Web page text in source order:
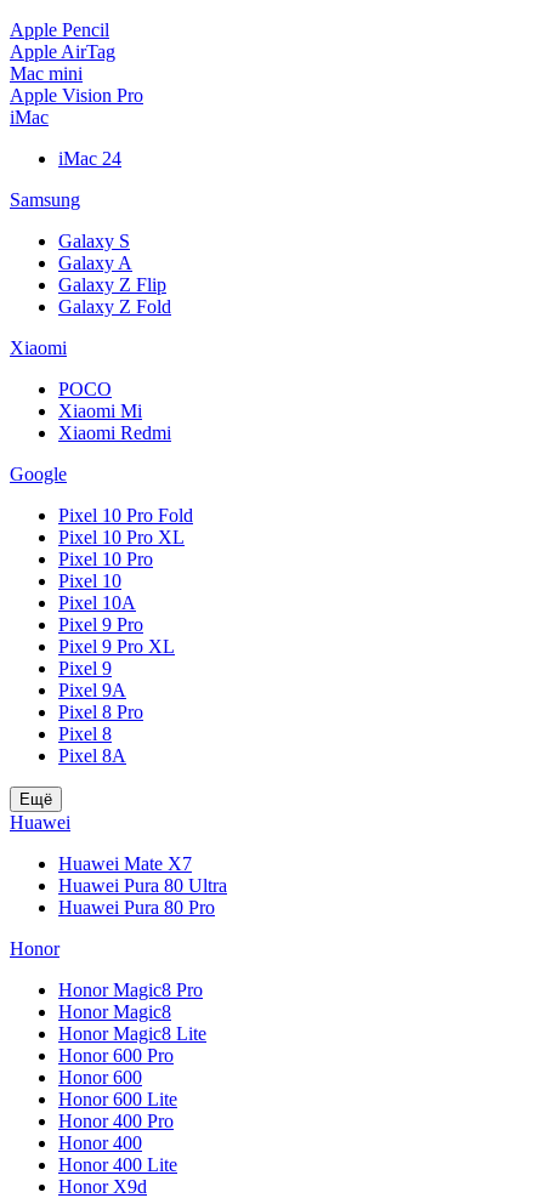
Apple Pencil
Apple AirTag
Mac mini
Apple Vision Pro
iMac
iMac 24
Samsung
Galaxy S
Galaxy A
Galaxy Z Flip
Galaxy Z Fold
Xiaomi
POCO
Xiaomi Mi
Xiaomi Redmi
Google
Pixel 10 Pro Fold
Pixel 10 Pro XL
Pixel 10 Pro
Pixel 10
Pixel 10A
Pixel 9 Pro
Pixel 9 Pro XL
Pixel 9
Pixel 9A
Pixel 8 Pro
Pixel 8
Pixel 8A
Ещё
Huawei
Huawei Mate X7
Huawei Pura 80 Ultra
Huawei Pura 80 Pro
Honor
Honor Magic8 Pro
Honor Magic8
Honor Magic8 Lite
Honor 600 Pro
Honor 600
Honor 600 Lite
Honor 400 Pro
Honor 400
Honor 400 Lite
Honor X9d